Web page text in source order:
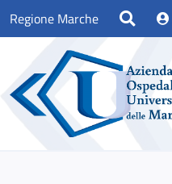
Regione Marche